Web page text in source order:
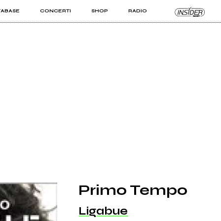
CONCERTI SHOP RADIO
PRO
Primo Tempo
Ligabue